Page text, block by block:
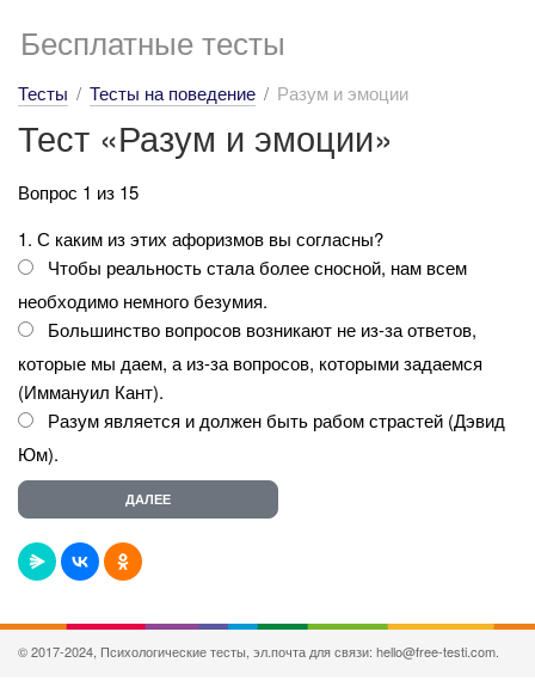
Бесплатные тесты
Тесты Тесты на поведение Разум и эмоции
Тест «Разум и эмоции»
Вопрос 1 из 15
1. С каким из этих афоризмов вы согласны?
Чтобы реальность стала более сносной, нам всем
необходимо немного безумия.
Большинство вопросов возникают не из-за ответов,
которые мы даем, а из-за вопросов, которыми задаемся
(Иммануил Кант).
Разум является и должен быть рабом страстей (Дэвид
Юм).
© 2017-2024, Психологические тесты, эл.почта для связи: hello@free-testi.com.